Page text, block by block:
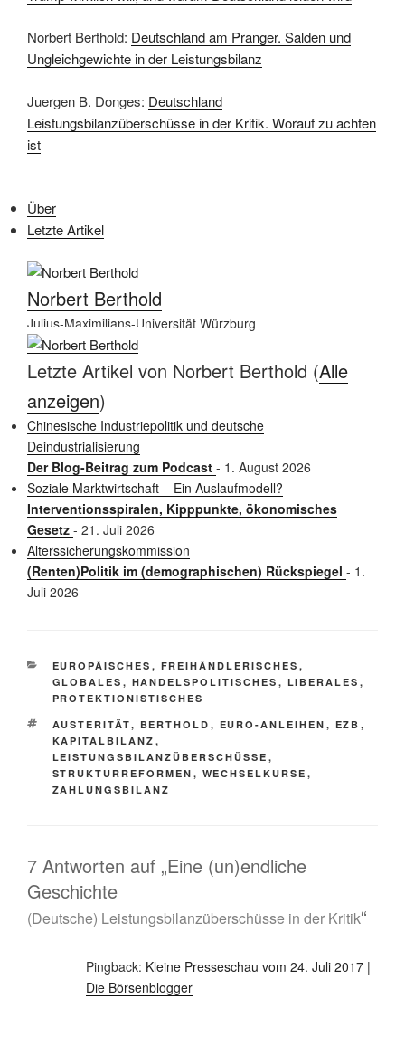
Norbert Berthold: Deutschland am Pranger. Salden und
Ungleichgewichte in der Leistungsbilanz
Juergen B. Donges: Deutschland
Leistungsbilanzüberschüsse in der Kritik. Worauf zu achten
ist
Über
Letzte Artikel
Norbert Berthold
Julius-Maximilians-Universität Würzburg
Letzte Artikel von Norbert Berthold (Alle
anzeigen)
Chinesische Industriepolitik und deutsche
Deindustrialisierung
Der Blog-Beitrag zum Podcast - 1. August 2026
Soziale Marktwirtschaft – Ein Auslaufmodell?
Interventionsspiralen, Kipppunkte, ökonomisches
Gesetz - 21. Juli 2026
Alterssicherungskommission
(Renten)Politik im (demographischen) Rückspiegel - 1.
Juli 2026
KATEGORIEN
EUROPÄISCHES , FREIHÄNDLERISCHES ,
GLOBALES , HANDELSPOLITISCHES , LIBERALES ,
PROTEKTIONISTISCHES
SCHLAGWÖRTER
AUSTERITÄT, BERTHOLD , EURO-ANLEIHEN , EZB ,
KAPITALBILANZ ,
LEISTUNGSBILANZÜBERSCHÜSSE ,
STRUKTURREFORMEN , WECHSELKURSE ,
ZAHLUNGSBILANZ
7 Antworten auf „Eine (un)endliche
Geschichte
(Deutsche) Leistungsbilanzüberschüsse in der Kritik“
Pingback: Kleine Presseschau vom 24. Juli 2017 |
Die Börsenblogger